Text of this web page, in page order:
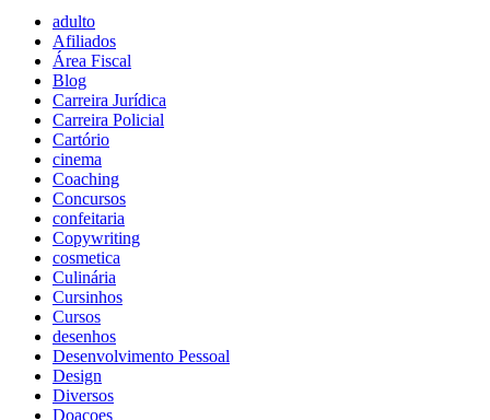
adulto
Afiliados
Área Fiscal
Blog
Carreira Jurídica
Carreira Policial
Cartório
cinema
Coaching
Concursos
confeitaria
Copywriting
cosmetica
Culinária
Cursinhos
Cursos
desenhos
Desenvolvimento Pessoal
Design
Diversos
Doaçoes